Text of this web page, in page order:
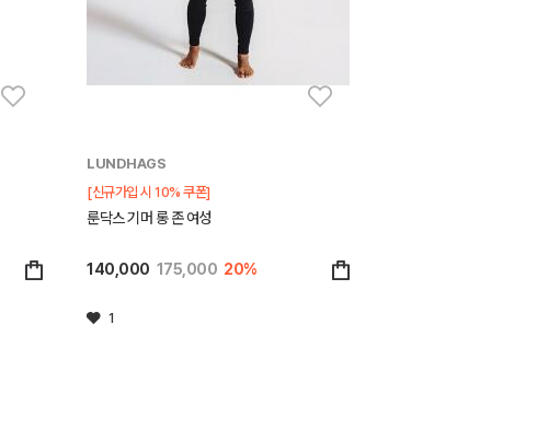
LUNDHAGS
[신규가입 시 10% 쿠폰]
룬닥스 기머 롱 존 여성
140,000 175,000 20%
1